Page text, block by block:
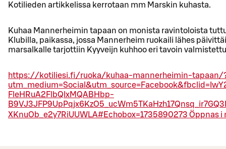
Kotilieden artikkelissa kerrotaan mm Marskin kuhasta.
Kuhaa Mannerheimin tapaan on monista ravintoloista
Klubilla, paikassa, jossa Mannerheim ruokaili lähes
marsalkalle tarjottiin Kyyveijn kuhhoo eri tavoin
https://kotiliesi.fi/ruoka/kuhaa-mannerheimin-tapaan/
FleHRuA2FlbQIxMQABHbp-
XKnuOb_e2y7RiUUWLA#Echobox=1735890273 Öppnas i